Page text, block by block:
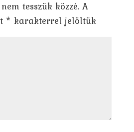
tesszük közzé. A
* karakterrel jelöltük